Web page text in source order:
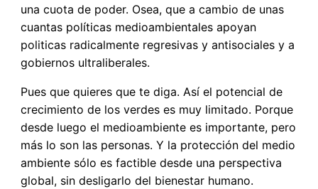
una cuota de poder. Osea, que a cambio de unas
cuantas políticas medioambientales apoyan
politicas radicalmente regresivas y antisociales y a
gobiernos ultraliberales.
Pues que quieres que te diga. Así el potencial de
crecimiento de los verdes es muy limitado. Porque
desde luego el medioambiente es importante, pero
más lo son las personas. Y la protección del medio
ambiente sólo es factible desde una perspectiva
global, sin desligarlo del bienestar humano.